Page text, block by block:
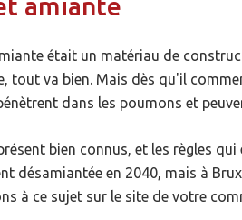
amiante
était un matériau de
tout va bien. Mais dès qu'il
dans les poumons et
bien connus, et les règles
désamiantée en 2040, mais à
à ce sujet sur le site de votre